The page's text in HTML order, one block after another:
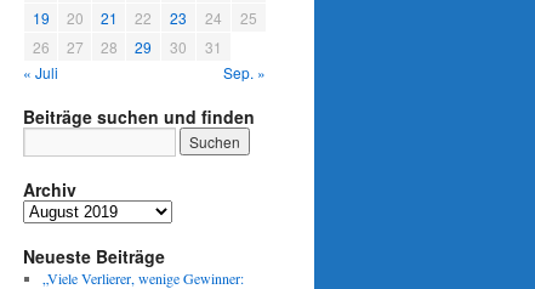
19
20 21 22 23 24
25
26
27 28 29 30
31
« Juli
Sep. »
Beiträge suchen und finden
Archiv
Archiv
Neueste Beiträge
„Viele Verlierer, wenige Gewinner: